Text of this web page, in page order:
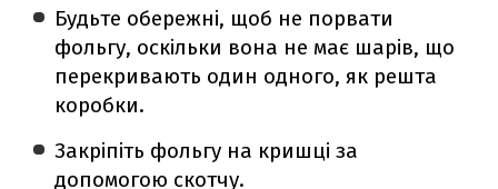
Будьте обережні, щоб не порвати
фольгу, оскільки вона не має шарів, що
перекривають один одного, як решта
коробки.
Закріпіть фольгу на кришці за
допомогою скотчу.